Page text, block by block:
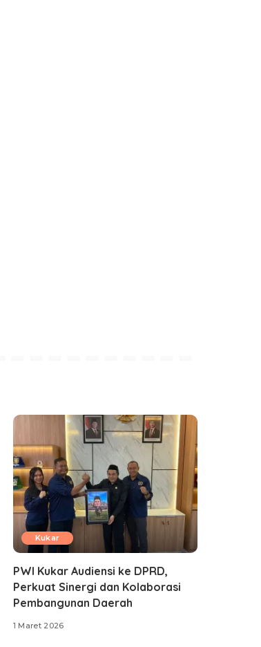
Kukar
PWI Kukar Audiensi ke DPRD,
Perkuat Sinergi dan Kolaborasi
Pembangunan Daerah
1 Maret 2026